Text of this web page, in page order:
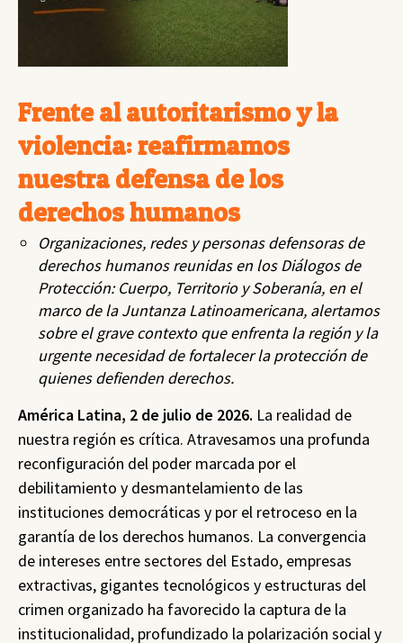
Frente al autoritarismo y la
violencia: reafirmamos
nuestra defensa de los
derechos humanos
Organizaciones, redes y personas defensoras de
derechos humanos reunidas en los Diálogos de
Protección: Cuerpo, Territorio y Soberanía, en el
marco de la Juntanza Latinoamericana, alertamos
sobre el grave contexto que enfrenta la región y la
urgente necesidad de fortalecer la protección de
quienes defienden derechos.
América Latina, 2 de julio de 2026. La realidad de
nuestra región es crítica. Atravesamos una profunda
reconfiguración del poder marcada por el
debilitamiento y desmantelamiento de las
instituciones democráticas y por el retroceso en la
garantía de los derechos humanos. La convergencia
de intereses entre sectores del Estado, empresas
extractivas, gigantes tecnológicos y estructuras del
crimen organizado ha favorecido la captura de la
institucionalidad, profundizado la polarización social y